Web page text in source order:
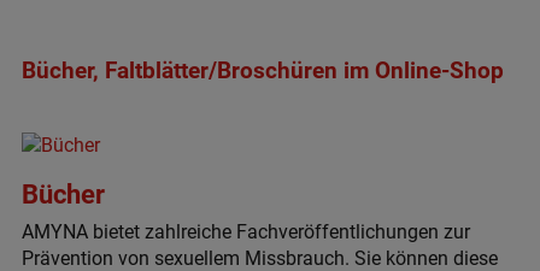
Bücher, Faltblätter/Broschüren im Online-Shop
Bücher
AMYNA bietet zahlreiche Fachveröffentlichungen zur
Prävention von sexuellem Missbrauch. Sie können diese